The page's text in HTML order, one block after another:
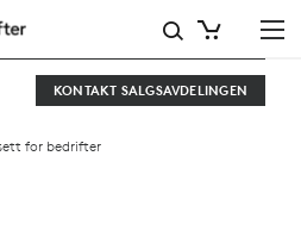
KONTAKT SALGSAVDELINGEN
for bedrifter